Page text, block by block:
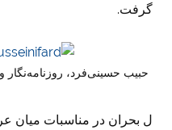
گرفت.
حبیب حسینی‌فرد، روزنامه‌نگار
ل بحران در مناسبات میان